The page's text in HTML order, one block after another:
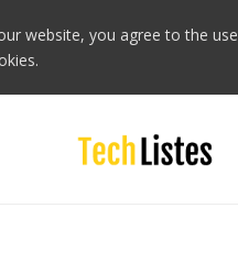
website, you agree to the use